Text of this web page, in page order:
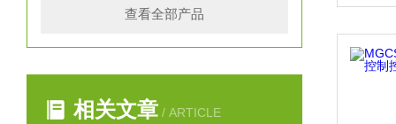
查看全部产品
相关文章 / ARTICLE